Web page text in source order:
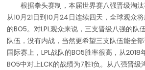
根据拳头赛制，本届世界赛八强晋级淘汰
从10月21日到10月24日连续四天，全球观众
的BO5。对LPL观众来说，三支晋级八强的队
队伍，没有内战，当然更希望三支队伍能全
国际赛上，LPL战队的BO5胜率很高，从2018
BO5中对上LCK的战绩为7胜1负。从八强晋级